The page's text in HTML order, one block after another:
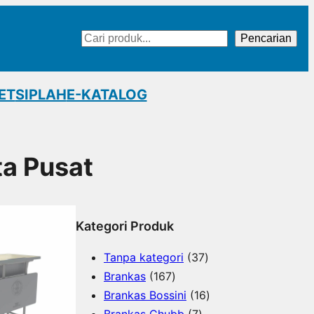
Cari Pencarian
SIPLAHE-KATALOG
Pusat
Kategori Produk
Tanpa kategori 373
P
Brankas 1671
6
Brankas Bossini 161